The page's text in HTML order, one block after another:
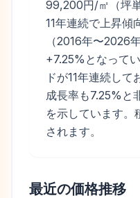
99,200円/㎡（坪
11年連続で上昇傾
（2016年〜2026
+7.25%となって
ドが11年連続して
成長率も7.25%と
を示しています。
されます。
最近の価格推移